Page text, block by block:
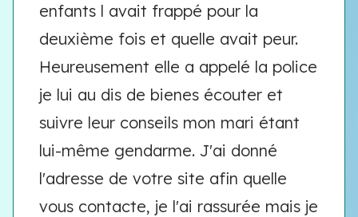
enfants l avait frappé pour la
deuxième fois et quelle avait peur.
Heureusement elle a appelé la police
je lui au dis de bienes écouter et
suivre leur conseils mon mari étant
lui-même gendarme. J'ai donné
l'adresse de votre site afin quelle
vous contacte, je l'ai rassurée mais je